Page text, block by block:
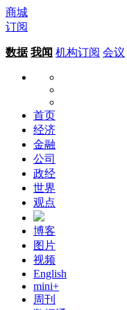
商城
订阅
数据 我闻 机构订阅 会议
首页
经济
金融
公司
政经
世界
观点
博客
图片
视频
English
mini+
周刊